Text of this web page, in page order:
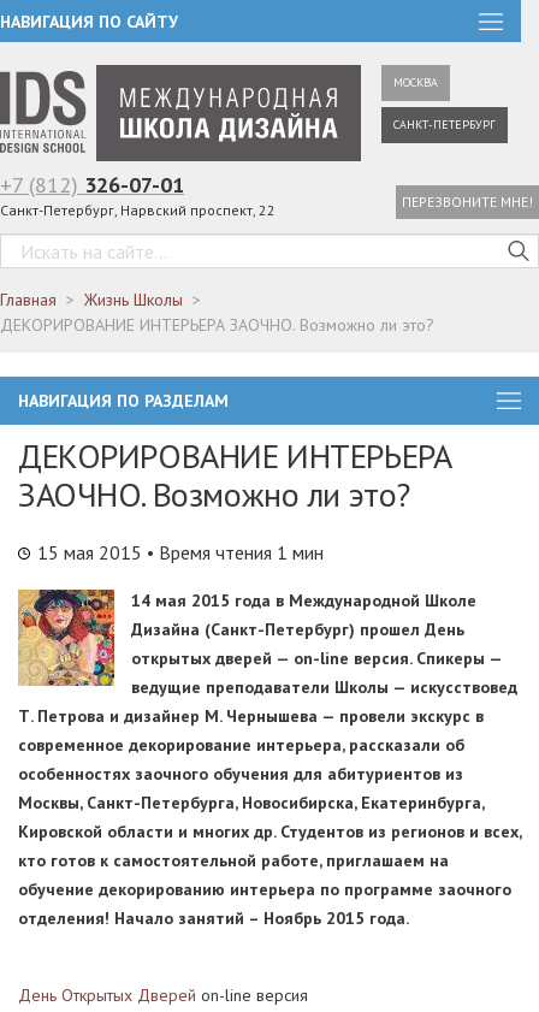
НАВИГАЦИЯ ПО САЙТУ
МОСКВА
САНКТ-ПЕТЕРБУРГ
+7 (812) 326-07-01
Санкт-Петербург, Нарвский проспект, 22 ПЕРЕЗВОНИТЕ МНЕ!
Главная
Жизнь Школы
ДЕКОРИРОВАНИЕ ИНТЕРЬЕРА ЗАОЧНО. Возможно ли это?
НАВИГАЦИЯ ПО РАЗДЕЛАМ
ДЕКОРИРОВАНИЕ ИНТЕРЬЕРА
ЗАОЧНО. Возможно ли это?
15 мая 2015 • Время чтения 1 мин
14 мая 2015 года в Международной Школе
Дизайна (Санкт-Петербург) прошел День
открытых дверей — on-line версия. Спикеры —
ведущие преподаватели Школы — искусствовед
Т. Петрова и дизайнер М. Чернышева — провели экскурс в
современное декорирование интерьера, рассказали об
особенностях заочного обучения для абитуриентов из
Москвы, Санкт-Петербурга, Новосибирска, Екатеринбурга,
Кировской области и многих др. Студентов из регионов и всех,
кто готов к самостоятельной работе, приглашаем на
обучение декорированию интерьера по программе заочного
отделения! Начало занятий – Ноябрь 2015 года.
День Открытых Дверей on-line версия